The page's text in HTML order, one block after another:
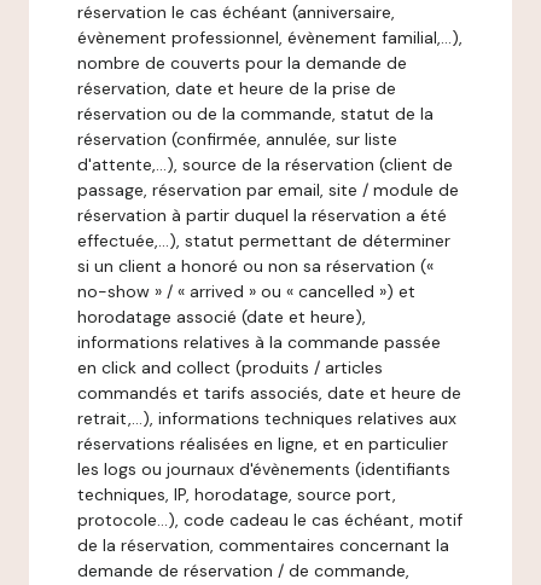
réservation le cas échéant (anniversaire,
évènement professionnel, évènement familial,…),
nombre de couverts pour la demande de
réservation, date et heure de la prise de
réservation ou de la commande, statut de la
réservation (confirmée, annulée, sur liste
d'attente,…), source de la réservation (client de
passage, réservation par email, site / module de
réservation à partir duquel la réservation a été
effectuée,…), statut permettant de déterminer
si un client a honoré ou non sa réservation («
no-show » / « arrived » ou « cancelled ») et
horodatage associé (date et heure),
informations relatives à la commande passée
en click and collect (produits / articles
commandés et tarifs associés, date et heure de
retrait,…), informations techniques relatives aux
réservations réalisées en ligne, et en particulier
les logs ou journaux d'évènements (identifiants
techniques, IP, horodatage, source port,
protocole…), code cadeau le cas échéant, motif
de la réservation, commentaires concernant la
demande de réservation / de commande,